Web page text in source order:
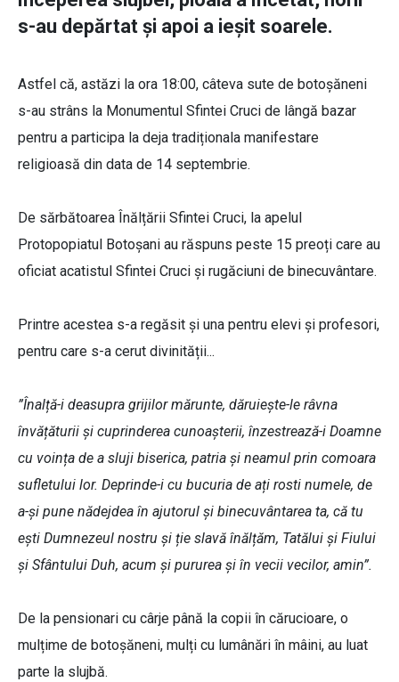
s-au depărtat și apoi a ieșit soarele.
Astfel că, astăzi la ora 18:00, câteva sute de botoșăneni
s-au strâns la Monumentul Sfintei Cruci de lângă bazar
pentru a participa la deja tradiționala manifestare
religioasă din data de 14 septembrie.
De sărbătoarea Înălțării Sfintei Cruci, la apelul
Protopopiatul Botoșani au răspuns peste 15 preoți care au
oficiat acatistul Sfintei Cruci și rugăciuni de binecuvântare.
Printre acestea s-a regăsit și una pentru elevi și profesori,
pentru care s-a cerut divinității...
”Înalță-i deasupra grijilor mărunte, dăruiește-le râvna
învățăturii și cuprinderea cunoașterii, înzestrează-i Doamne
cu voința de a sluji biserica, patria și neamul prin comoara
sufletului lor. Deprinde-i cu bucuria de ați rosti numele, de
a-și pune nădejdea în ajutorul și binecuvântarea ta, că tu
ești Dumnezeul nostru și ție slavă înălțăm, Tatălui și Fiului
și Sfântului Duh, acum și pururea și în vecii vecilor, amin”.
De la pensionari cu cârje până la copii în cărucioare, o
mulțime de botoșăneni, mulți cu lumânări în mâini, au luat
parte la slujbă.